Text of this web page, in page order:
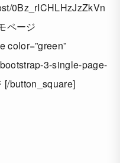
0Bz_rICHLHzJzZkVn
ページ
color=”green”
3-single-page-
[/button_square]